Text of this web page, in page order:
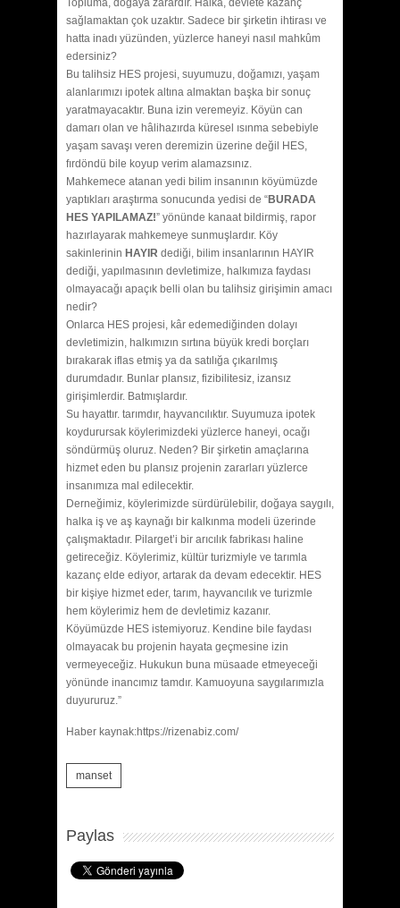
sağlamaktan çok uzaktır. Sadece bir şirketin ihtirası ve
hatta inadı yüzünden, yüzlerce haneyi nasıl mahkûm
edersiniz?
Bu talihsiz HES projesi, suyumuzu, doğamızı, yaşam
alanlarımızı ipotek altına almaktan başka bir sonuç
yaratmayacaktır. Buna izin veremeyiz. Köyün can
damarı olan ve hâlihazırda küresel ısınma sebebiyle
yaşam savaşı veren deremizin üzerine değil HES,
fırdöndü bile koyup verim alamazsınız.
Mahkemece atanan yedi bilim insanının köyümüzde
yaptıkları araştırma sonucunda yedisi de “BURADA
HES YAPILAMAZ!” yönünde kanaat bildirmiş, rapor
hazırlayarak mahkemeye sunmuşlardır. Köy
sakinlerinin HAYIR dediği, bilim insanlarının HAYIR
dediği, yapılmasının devletimize, halkımıza faydası
olmayacağı apaçık belli olan bu talihsiz girişimin amacı
nedir?
Onlarca HES projesi, kâr edemediğinden dolayı
devletimizin, halkımızın sırtına büyük kredi borçları
bırakarak iflas etmiş ya da satılığa çıkarılmış
durumdadır. Bunlar plansız, fizibilitesiz, izansız
girişimlerdir. Batmışlardır.
Su hayattır. tarımdır, hayvancılıktır. Suyumuza ipotek
koydurursak köylerimizdeki yüzlerce haneyi, ocağı
söndürmüş oluruz. Neden? Bir şirketin amaçlarına
hizmet eden bu plansız projenin zararları yüzlerce
insanımıza mal edilecektir.
Derneğimiz, köylerimizde sürdürülebilir, doğaya saygılı,
halka iş ve aş kaynağı bir kalkınma modeli üzerinde
çalışmaktadır. Pilarget’i bir arıcılık fabrikası haline
getireceğiz. Köylerimiz, kültür turizmiyle ve tarımla
kazanç elde ediyor, artarak da devam edecektir. HES
bir kişiye hizmet eder, tarım, hayvancılık ve turizmle
hem köylerimiz hem de devletimiz kazanır.
Köyümüzde HES istemiyoruz. Kendine bile faydası
olmayacak bu projenin hayata geçmesine izin
vermeyeceğiz. Hukukun buna müsaade etmeyeceği
yönünde inancımız tamdır. Kamuoyuna saygılarımızla
duyururuz.”
Haber kaynak:https://rizenabiz.com/
manset
Paylas